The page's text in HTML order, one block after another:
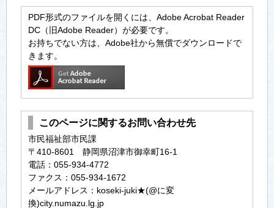
PDF形式のファイルを開くには、Adobe Acrobat Reader
DC（旧Adobe Reader）が必要です。
お持ちでない方は、Adobe社から無償でダウンロードで
きます。
このページに関するお問い合わせ先
市民福祉部市民課
〒410-8601 静岡県沼津市御幸町16-1
電話：055-934-4772
ファクス：055-934-1672
メールアドレス：koseki-juki★(@に変
換)city.numazu.lg.jp